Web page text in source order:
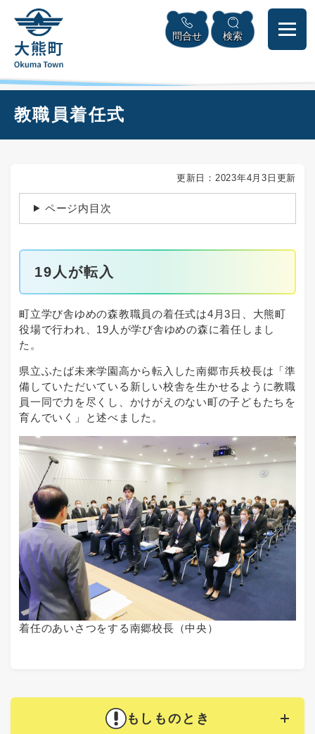
頭
メニューを飛ばして本文へ
問合せ 検索
教職員着任式
更新日：2023年4月3日更新
ページ内目次
19人が転入
町立学び舎ゆめの森教職員の着任式は4月3日、大熊町
役場で行われ、19人が学び舎ゆめの森に着任しまし
た。
県立ふたば未来学園高から転入した南郷市兵校長は「準
備していただいている新しい校舎を生かせるように教職
員一同で力を尽くし、かけがえのない町の子どもたちを
育んでいく」と述べました。
着任のあいさつをする南郷校長（中央）
もしものとき